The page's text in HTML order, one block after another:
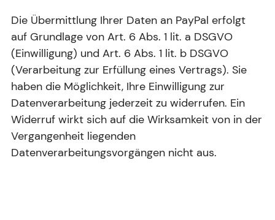
Die Übermittlung Ihrer Daten an PayPal erfolgt
auf Grundlage von Art. 6 Abs. 1 lit. a DSGVO
(Einwilligung) und Art. 6 Abs. 1 lit. b DSGVO
(Verarbeitung zur Erfüllung eines Vertrags). Sie
haben die Möglichkeit, Ihre Einwilligung zur
Datenverarbeitung jederzeit zu widerrufen. Ein
Widerruf wirkt sich auf die Wirksamkeit von in der
Vergangenheit liegenden
Datenverarbeitungsvorgängen nicht aus.